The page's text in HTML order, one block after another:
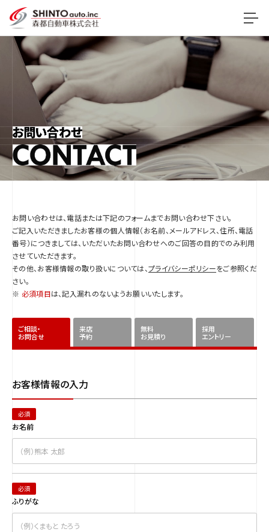
お問い合わせは、電話または下記のフォームまでお問い合わせ下さい。
ご記入いただきましたお客様の個人情報（お名前、メールアドレス、住所、電話
番号）につきましては、いただいたお問い合わせへのご回答の目的でのみ利用
させていただきます。
その他、お客様情報の取り扱いについては、プライバシーポリシーをご参照くだ
さい。
※ 必須項目は、記入漏れのないようお願いいたします。
ご相談・
お問合せ
来店
予約
無料
お見積り
採用
エントリー
お客様情報の入力
必須
お名前
必須
ふりがな